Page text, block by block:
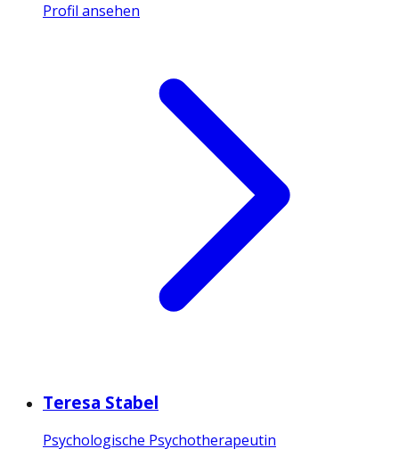
Profil ansehen
Teresa Stabel
Psychologische Psychotherapeutin